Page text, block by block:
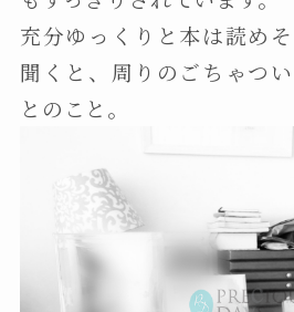
充分ゆっくりと本は読め
聞くと、周りのごちゃつ
とのこと。